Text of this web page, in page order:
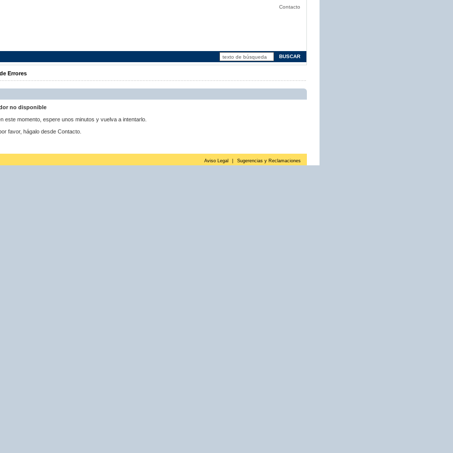
Contacto
Errores
no disponible
este momento, espere unos minutos y vuelva a intentarlo.
favor, hágalo desde Contacto.
Aviso Legal Sugerencias y Reclamaciones